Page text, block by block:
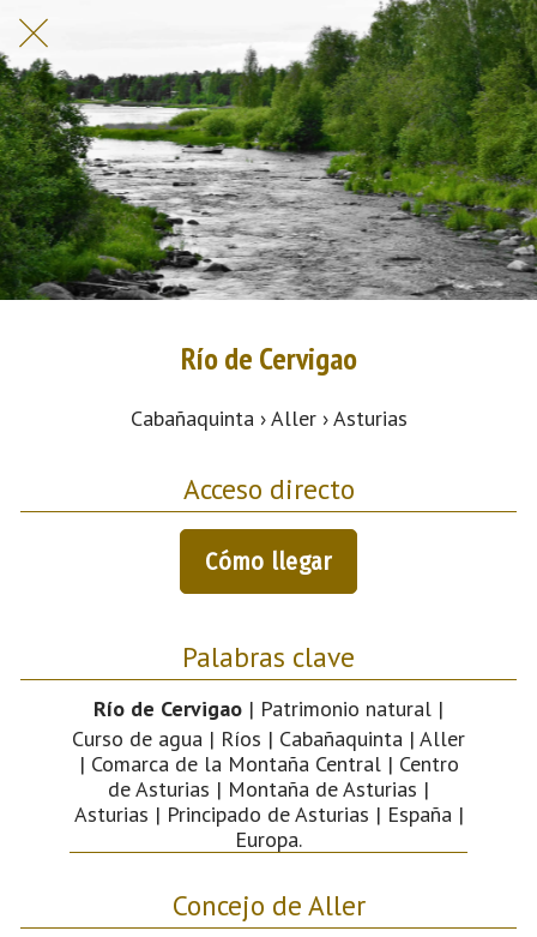
Río de Cervigao
Cabañaquinta › Aller › Asturias
Acceso directo
Cómo llegar
Palabras clave
Río de Cervigao | Patrimonio natural |
Curso de agua | Ríos | Cabañaquinta | Aller
| Comarca de la Montaña Central | Centro
de Asturias | Montaña de Asturias |
Asturias | Principado de Asturias | España |
Europa.
Concejo de Aller